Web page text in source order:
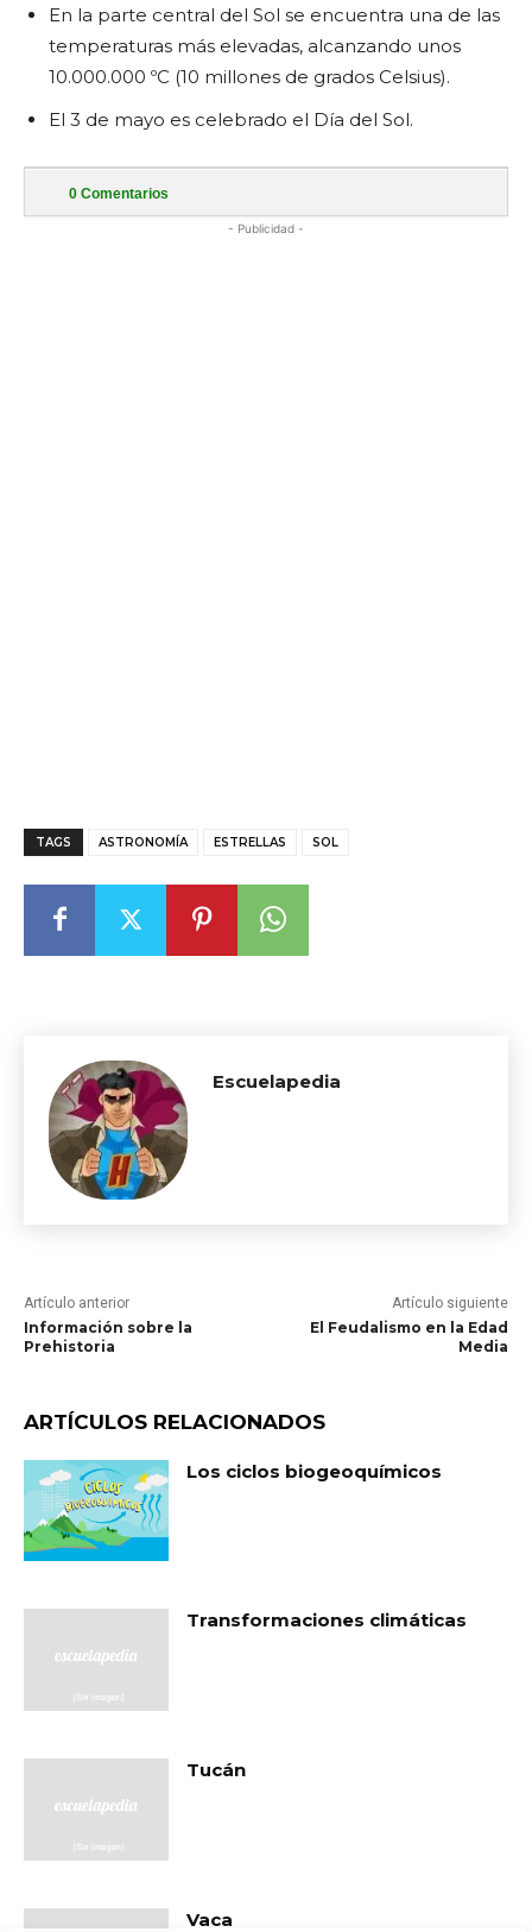
En la parte central del Sol se encuentra una de las
temperaturas más elevadas, alcanzando unos
10.000.000 ºC (10 millones de grados Celsius).
El 3 de mayo es celebrado el Día del Sol.
0 Comentarios
- Publicidad -
TAGS ASTRONOMÍA ESTRELLAS SOL
Escuelapedia
Artículo anterior
Información sobre la
Prehistoria
Artículo siguiente
El Feudalismo en la Edad
Media
ARTÍCULOS RELACIONADOS
Los ciclos biogeoquímicos
Transformaciones climáticas
Tucán
Vaca